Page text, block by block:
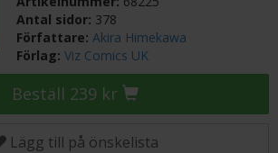
Antal sidor: 378
Författare:Akira Himekawa
Förlag:Viz Comics UK
Beställ 239 kr
Lägg till på önskelista